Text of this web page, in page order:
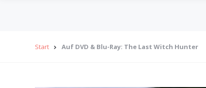
Start Auf DVD & Blu-Ray: The Last Witch Hunter